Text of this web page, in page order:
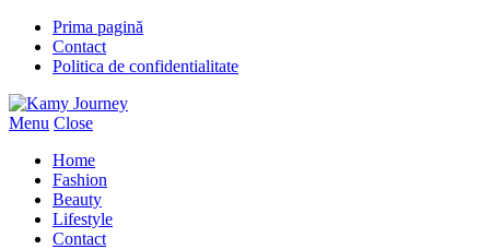
Prima pagină
Contact
Politica de confidentialitate
Menu Close
Home
Fashion
Beauty
Lifestyle
Contact